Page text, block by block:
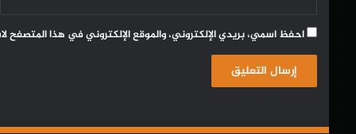
احفظ اسمي، بريدي الإلكتروني، والموقع الإلكتروني في هذا المتصفح